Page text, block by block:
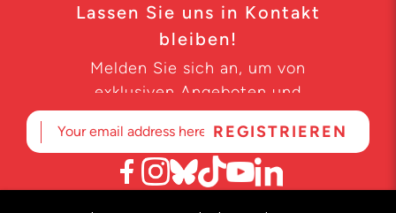
Lassen Sie uns in Kontakt
bleiben!
Melden Sie sich an, um von
exklusiven Angeboten und
Produktneuheiten zu erfahren.